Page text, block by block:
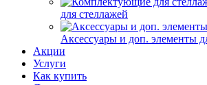
для стеллажей
Аксессуары и доп. элементы
Акции
Услуги
Как купить